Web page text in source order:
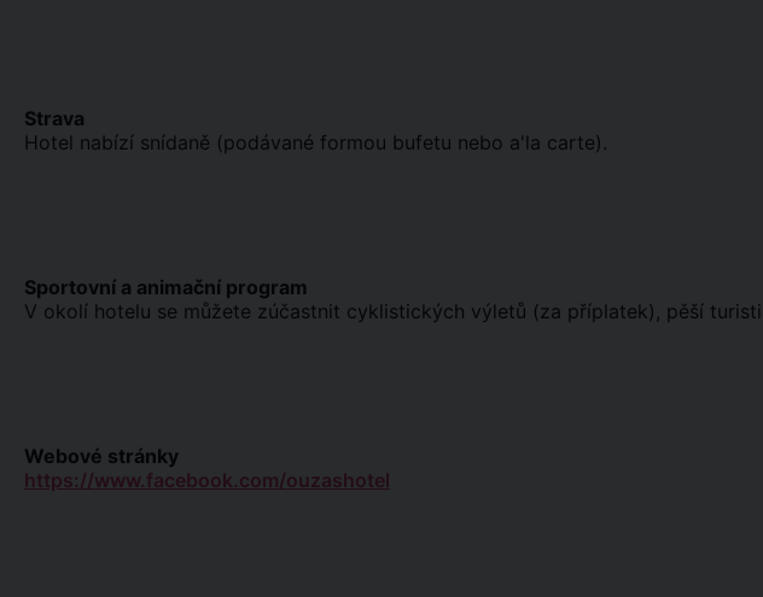
Strava
Hotel nabízí snídaně (podávané formou bufetu nebo a'la carte).
Sportovní a animační program
V okolí hotelu se můžete zúčastnit cyklistických výletů (za příplatek), pěší
Webové stránky
https://www.facebook.com/ouzashotel